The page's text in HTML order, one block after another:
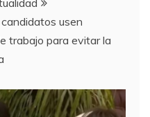
usen
trabajo para evitar la